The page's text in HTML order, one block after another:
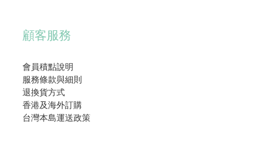
顧客服務
會員積點說明
服務條款與細則
退換貨方式
香港及海外訂購
台灣本島運送政策